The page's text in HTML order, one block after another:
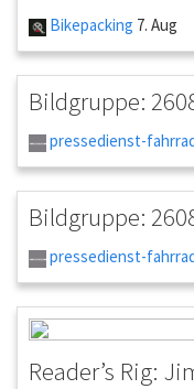
Bikepacking 7. Aug
Bildgruppe:
pressedienst-
Bildgruppe:
pressedienst-
Reader’s Rig: